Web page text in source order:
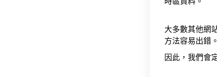
時區資料。
大多數其他網
方法容易出錯。
因此，我們會